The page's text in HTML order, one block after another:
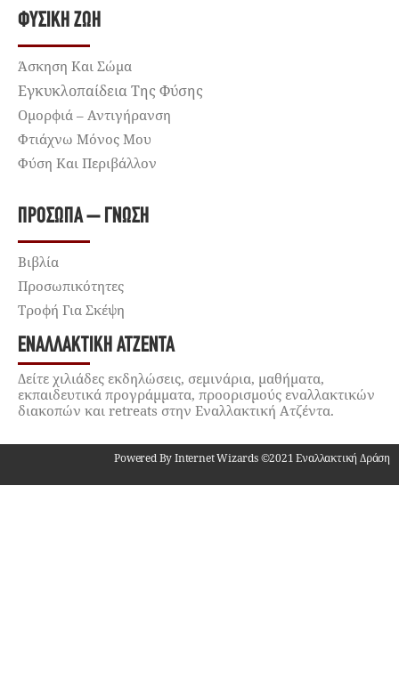
ΦΥΣΙΚΉ ΖΩΉ
Άσκηση Και Σώμα
Εγκυκλοπαίδεια Της Φύσης
Ομορφιά – Αντιγήρανση
Φτιάχνω Μόνος Μου
Φύση Και Περιβάλλον
ΠΡΌΣΩΠΑ – ΓΝΏΣΗ
Βιβλία
Προσωπικότητες
Τροφή Για Σκέψη
ΕΝΑΛΛΑΚΤΙΚΉ ΑΤΖΈΝΤΑ
Δείτε χιλιάδες εκδηλώσεις, σεμινάρια, μαθήματα,
εκπαιδευτικά προγράμματα, προορισμούς εναλλακτικών
διακοπών και retreats στην Εναλλακτική Ατζέντα.
Powered By Internet Wizards ©2021 Εναλλακτική Δράση